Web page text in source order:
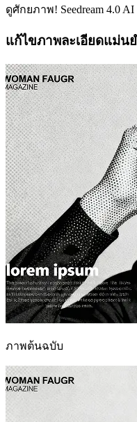
ดูศักยภาพ! Seedream 4.0
แก้ไขภาพละเอียดแม่น
ภาพต้นฉบับ